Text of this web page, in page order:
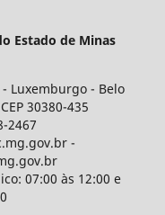
Estado de Minas
Luxemburgo - Belo
30380-435
2467
-
07:00 às 12:00 e